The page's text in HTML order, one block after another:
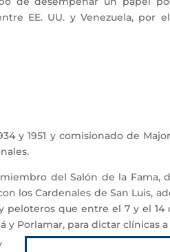
EE. UU. y Venezuela, por
y 1951 y comisionado de
del Salón de la Fama,
los Cardenales de San Luis,
que entre el 7 y el
y Porlamar, para dictar clínicas